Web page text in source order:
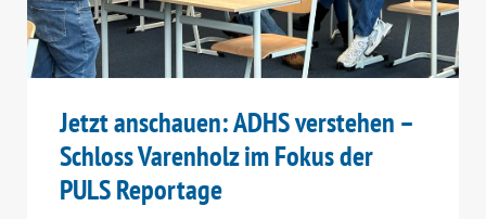
Jetzt anschauen: ADHS verstehen –
Schloss Varenholz im Fokus der
PULS Reportage